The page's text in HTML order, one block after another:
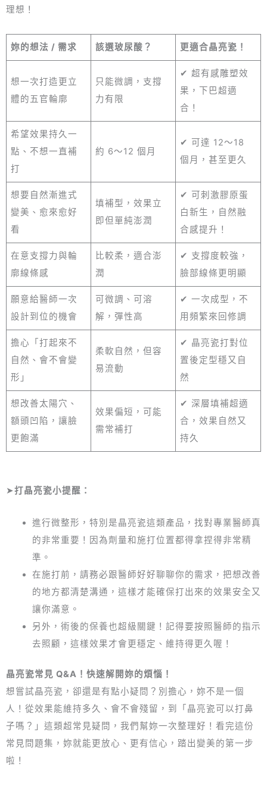
理想！
妳的想法 / 需求 該選玻尿酸？ 更適合晶亮瓷！
想一次打造更立
體的五官輪廓
只能微調，支撐
力有限
✔ 超有感雕塑效
果，下巴超適
合！
希望效果持久一
點、不想一直補
打
約 6～12 個月
✔ 可達 12～18
個月，甚至更久
想要自然漸進式
變美、愈來愈好
看
填補型，效果立
即但單純澎潤
✔ 可刺激膠原蛋
白新生，自然融
合感提升！
在意支撐力與輪
廓線條感
比較柔，適合澎
潤
✔ 支撐度較強，
臉部線條更明顯
願意給醫師一次
設計到位的機會
可微調、可溶
解，彈性高
✔ 一次成型，不
用頻繁來回修調
擔心「打起來不
自然、會不會變
形」
柔軟自然，但容
易流動
✔ 晶亮瓷打對位
置後定型穩又自
然
想改善太陽穴、
額頭凹陷，讓臉
更飽滿
效果偏短，可能
需常補打
✔ 深層填補超適
合，效果自然又
持久
➤打晶亮瓷小提醒：
進行微整形，特別是晶亮瓷這類產品，找對專業醫師真
的非常重要！因為劑量和施打位置都得拿捏得非常精
準。
在施打前，請務必跟醫師好好聊聊你的需求，把想改善
的地方都清楚溝通，這樣才能確保打出來的效果安全又
讓你滿意。
另外，術後的保養也超級關鍵！記得要按照醫師的指示
去照顧，這樣效果才會更穩定、維持得更久喔！
晶亮瓷常見 Q&A！快速解開妳的煩惱！
想嘗試晶亮瓷，卻還是有點小疑問？別擔心，妳不是一個
人！從效果能維持多久、會不會殘留，到「晶亮瓷可以打鼻
子嗎？」這類超常見疑問，我們幫妳一次整理好！看完這份
常見問題集，妳就能更放心、更有信心，踏出變美的第一步
啦！